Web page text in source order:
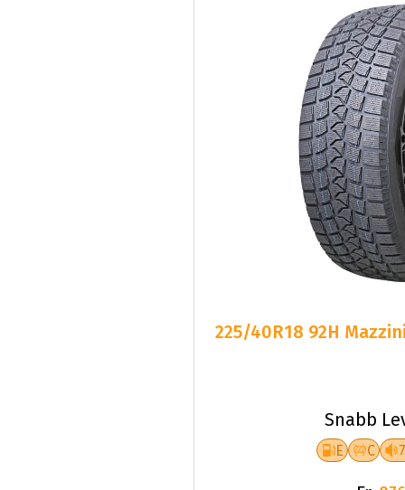
225/40R18 92H
Snabb
E C